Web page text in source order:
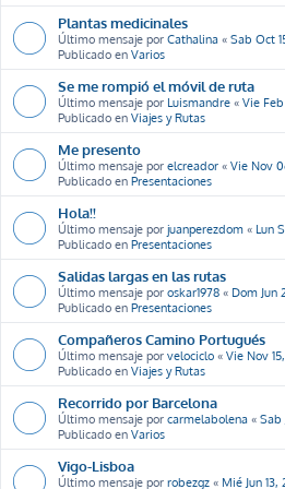
Plantas medicinales
Último mensaje por Cathalina « Sab Oct
Publicado en Varios
Se me rompió el móvil de ruta
Último mensaje por Luismandre « Vie Feb
Publicado en Viajes y Rutas
Me presento
Último mensaje por elcreador « Vie Nov
Publicado en Presentaciones
Hola!!
Último mensaje por juanperezdom « Lun
Publicado en Presentaciones
Salidas largas en las rutas
Último mensaje por oskar1978 « Dom Jun
Publicado en Presentaciones
Compañeros Camino Portugués
Último mensaje por velociclo « Vie Nov
Publicado en Viajes y Rutas
Recorrido por Barcelona
Último mensaje por carmelabolena « Sab
Publicado en Varios
Vigo-Lisboa
Último mensaje por robezgz « Mié Jun 13,